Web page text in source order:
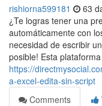
rishiorna599181 63
¿Te logras tener una
automáticamente con
necesidad de escribir
posible! Esta
https://
a-excel-edita-sin-script
Comments